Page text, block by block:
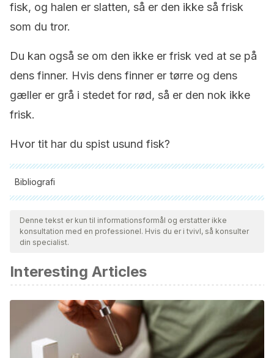
fisk, og halen er slatten, så er den ikke så frisk
som du tror.
Du kan også se om den ikke er frisk ved at se på
dens finner. Hvis dens finner er tørre og dens
gæller er grå i stedet for rød, så er den nok ikke
frisk.
Hvor tit har du spist usund fisk?
Bibliografi
Alle citerede kilder blev grundigt gennemgået af vores team
for at sikre deres kvalitet, pålidelighed, aktualitet og validitet.
Bibliografien i denne artikel blev betragtet som pålidelig og af
FDA. FDA/EPA. (2004). Advice on What You Need to
Know About Mercury in Fish and Shellfish. Recuperado el 7
de marzo de 2021.https://www.fda.gov/food/metals-and-
your-food/fdaepa-2004-advice-what-you-need-know-
about-mercury-fish-and-shellfish
Denne tekst er kun til informationsformål og erstatter ikke
konsultation med en professionel. Hvis du er i tvivl, så konsulter
din specialist.
Interesting Articles